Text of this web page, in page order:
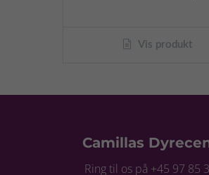
Vis produkt
Camillas
Ring til os på +45 97 85